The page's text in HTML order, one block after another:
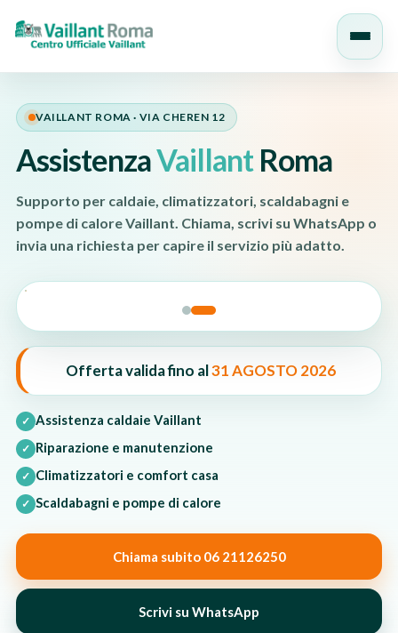
contenuto
VAILLANT ROMA · VIA CHEREN 12
AssistenzaVaillant Roma
Supporto per caldaie, climatizzatori, scaldabagni e
pompe di calore Vaillant. Chiama, scrivi su WhatsApp o
invia una richiesta per capire il servizio più adatto.
Offerta valida fino al31 AGOSTO 2026
✓ Assistenza caldaie Vaillant
✓ Riparazione e manutenzione
✓ Climatizzatori e comfort casa
✓ Scaldabagni e pompe di calore
Chiama subito 06 21126250
Scrivi su WhatsApp